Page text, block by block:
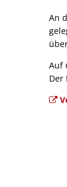
An
Auf
Der